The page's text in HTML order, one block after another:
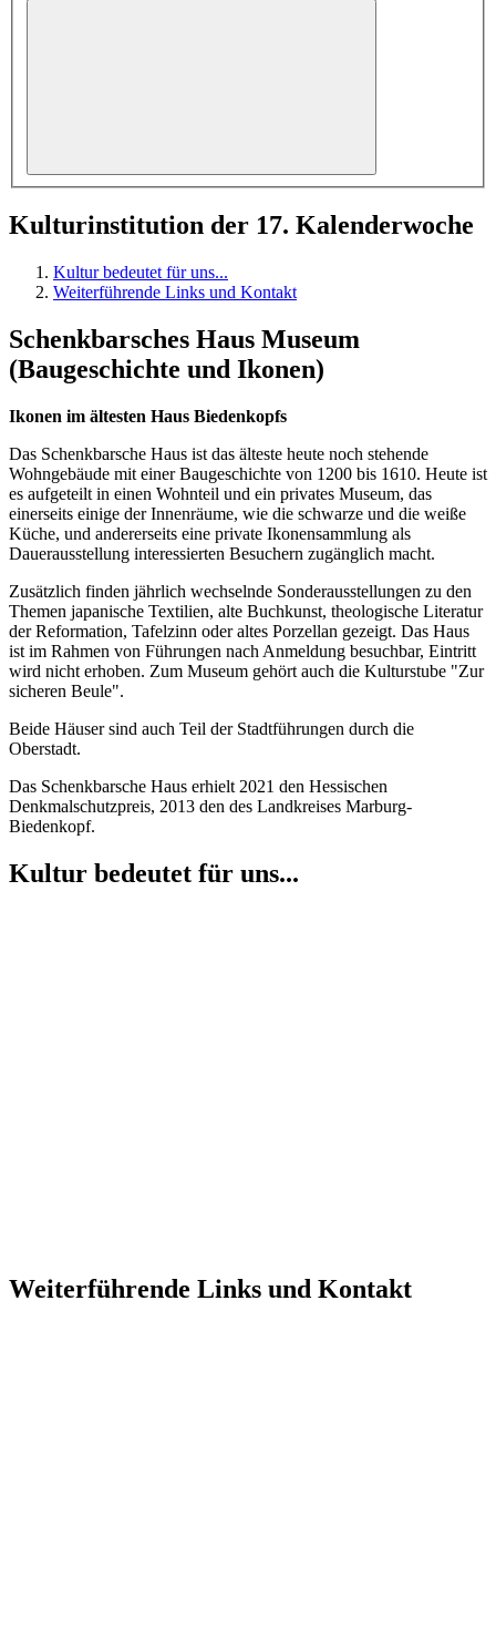
Kulturinstitution der 17. Kalenderwoche
Kultur bedeutet für uns...
Weiterführende Links und Kontakt
Schenkbarsches Haus Museum
(Baugeschichte und Ikonen)
Ikonen im ältesten Haus Biedenkopfs
Das Schenkbarsche Haus ist das älteste heute noch stehende
Wohngebäude mit einer Baugeschichte von 1200 bis 1610. Heute ist
es aufgeteilt in einen Wohnteil und ein privates Museum, das
einerseits einige der Innenräume, wie die schwarze und die weiße
Küche, und andererseits eine private Ikonensammlung als
Dauerausstellung interessierten Besuchern zugänglich macht.
Zusätzlich finden jährlich wechselnde Sonderausstellungen zu den
Themen japanische Textilien, alte Buchkunst, theologische Literatur
der Reformation, Tafelzinn oder altes Porzellan gezeigt. Das Haus
ist im Rahmen von Führungen nach Anmeldung besuchbar, Eintritt
wird nicht erhoben. Zum Museum gehört auch die Kulturstube "Zur
sicheren Beule".
Beide Häuser sind auch Teil der Stadtführungen durch die
Oberstadt.
Das Schenkbarsche Haus erhielt 2021 den Hessischen
Denkmalschutzpreis, 2013 den des Landkreises Marburg-
Biedenkopf.
Kultur bedeutet für uns...
Weiterführende Links und Kontakt